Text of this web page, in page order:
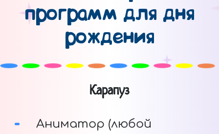
программ для дня
рождения
Карапуз
Аниматор (любой